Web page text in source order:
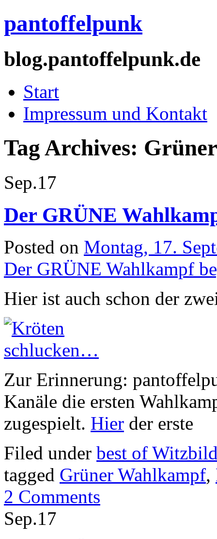
pantoffelpunk
blog.pantoffelpunk.de
Start
Impressum und Kontakt
Tag Archives:
Sep.17
Der GRÜNE
Posted on Montag, 17.
Der GRÜNE Wahlkampf
Hier ist auch schon der
Zur Erinnerung:
Kanäle die ersten
zugespielt. Hier der erste
Filed under best of
tagged Grüner Wahlkampf,
2 Comments
Sep.17